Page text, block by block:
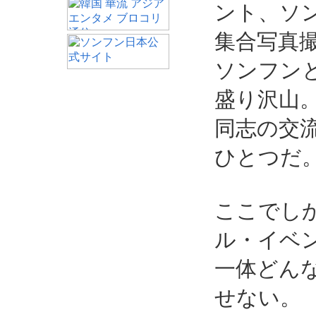
ント、ソ
集合写真
ソンフン
盛り沢山
同志の交
ひとつだ
ここでし
ル・イベ
一体どん
せない。